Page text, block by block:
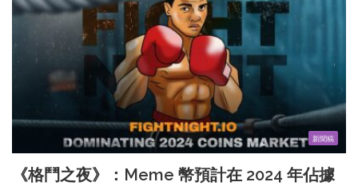
新聞稿
《格鬥之夜》：Meme 幣預計在 2024 年佔據